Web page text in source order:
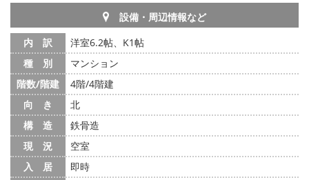
設備・周辺情報など
内 訳
洋室6.2帖、K1帖
種 別
マンション
階数/階建
4階/4階建
向 き
北
構 造
鉄骨造
現 況
空室
入 居
即時